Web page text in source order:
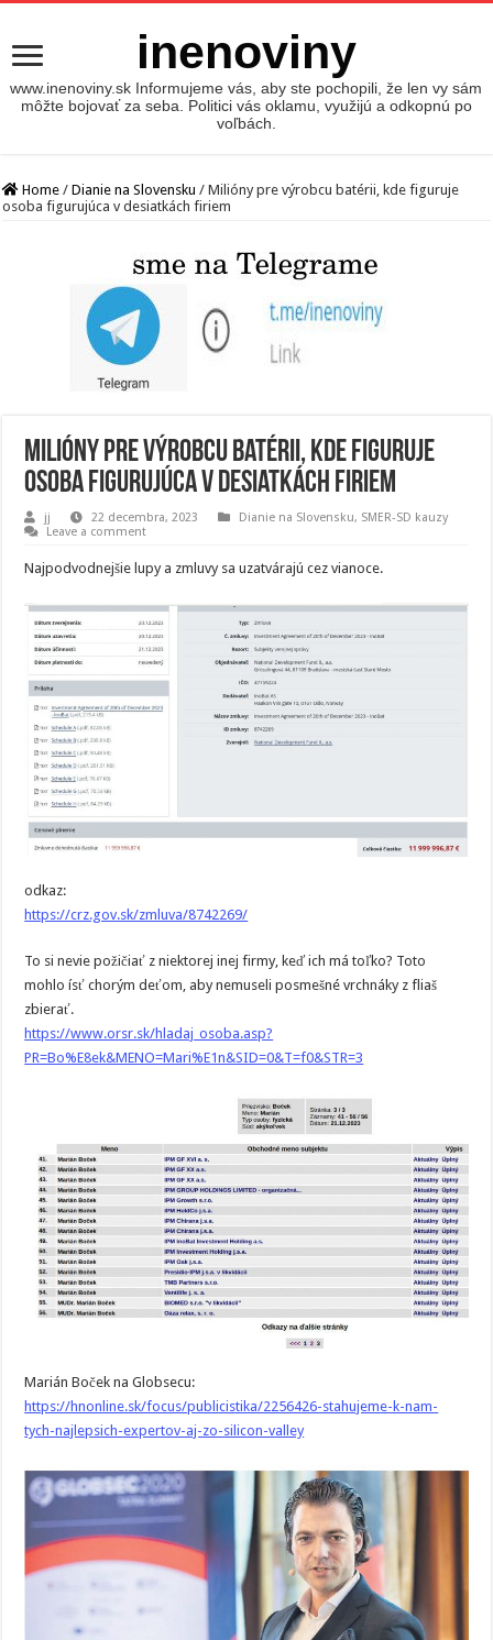
inenoviny
www.inenoviny.sk Informujeme vás, aby ste pochopili, že len vy sám
môžte bojovať za seba. Politici vás oklamu, využijú a odkopnú po
voľbách.
Home / Dianie na Slovensku / Milióny pre výrobcu batérii, kde figuruje
osoba figurujúca v desiatkách firiem
Milióny pre výrobcu batérii, kde figuruje
osoba figurujúca v desiatkách firiem
jj 22 decembra, 2023 Dianie na Slovensku, SMER-SD kauzy
Leave a comment
Najpodvodnejšie lupy a zmluvy sa uzatvárajú cez vianoce.
odkaz:
https://crz.gov.sk/zmluva/8742269/
To si nevie požičiať z niektorej inej firmy, keď ich má toľko? Toto
mohlo ísť chorým deťom, aby nemuseli posmešné vrchnáky z fliaš
zbierať.
https://www.orsr.sk/hladaj_osoba.asp?
PR=Bo%E8ek&MENO=Mari%E1n&SID=0&T=f0&STR=3
Marián Boček na Globsecu:
https://hnonline.sk/focus/publicistika/2256426-stahujeme-k-nam-
tych-najlepsich-expertov-aj-zo-silicon-valley